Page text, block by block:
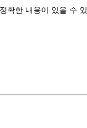
확한 내용이 있을 수